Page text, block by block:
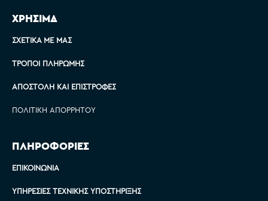
ΧΡΗΣΙΜΑ
ΣΧΕΤΙΚΆ ΜΕ ΜΑΣ
ΤΡΌΠΟΙ ΠΛΗΡΩΜΉΣ
ΑΠΟΣΤΟΛΉ ΚΑΙ ΕΠΙΣΤΡΟΦΈΣ
ΠΟΛΙΤΙΚΉ ΑΠΟΡΡΉΤΟΥ
ΠΛΗΡΟΦΟΡΙΕΣ
ΕΠΙΚΟΙΝΩΝΊΑ
ΥΠΗΡΕΣΊΕΣ ΤΕΧΝΙΚΉΣ ΥΠΟΣΤΉΡΙΞΗΣ